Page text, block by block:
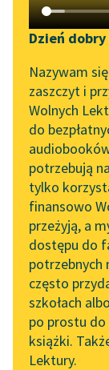
Katalog DAISY
Podkasty o
Aktualności
„Prokurator
do słuchania
Byliśmy częścią
Lab
Zapraszamy na
online z
literatury
Spotkanie z
Tunkiel w Oslo
102. lata temu
Joseph Conrad
Dzień
Nazywam
zaszczyt i
Wolnych
do
potrzebują
tylko
finansowo
przeżyją, a
dostępu do
potrzebnych
często
szkołach
po prostu do
książki.
Lektury.
Motyw: